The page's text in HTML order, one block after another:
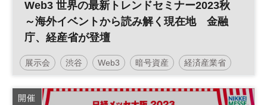
Web3 世界の最新トレンドセミナー2023秋
～海外イベントから読み解く現在地 金融
庁、経産省が登壇
展示会 渋谷 Web3 暗号資産 経済産業省
日経イノベーション・ミートアップ
ブロックチェーン
開催